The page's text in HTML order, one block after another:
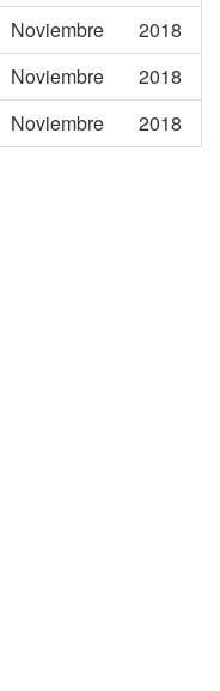
Noviembre
2018
Noviembre
2018
Noviembre 2018